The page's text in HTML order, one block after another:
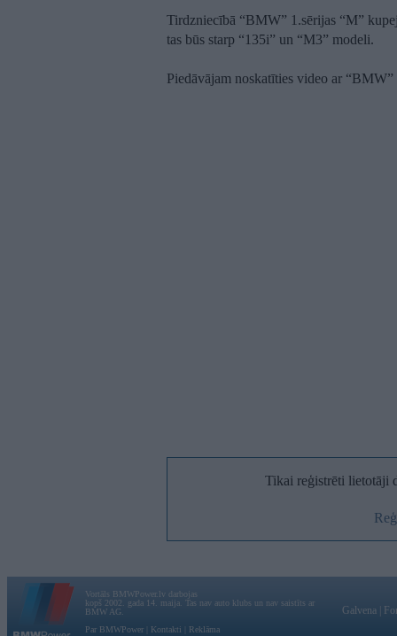
Tirdzniecībā “BMW” 1.sērijas “M”
tas būs starp “135i” un “M3” modeli.
Piedāvājam noskatīties video ar
Tikai reģistrēti lietotāji
Vortāls BMWPower.lv darbojas
kopš 2002. gada 14. maija. Tas nav auto klubs un nav saistīts ar
BMW AG.
Par BMWPower
Kontakti Reklāma
Galvena